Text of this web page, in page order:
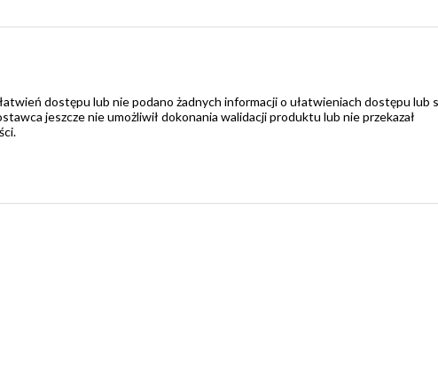
dostępu lub nie podano żadnych informacji o ułatwieniach dostępu lub
jeszcze nie umożliwił dokonania walidacji produktu lub nie przekazał